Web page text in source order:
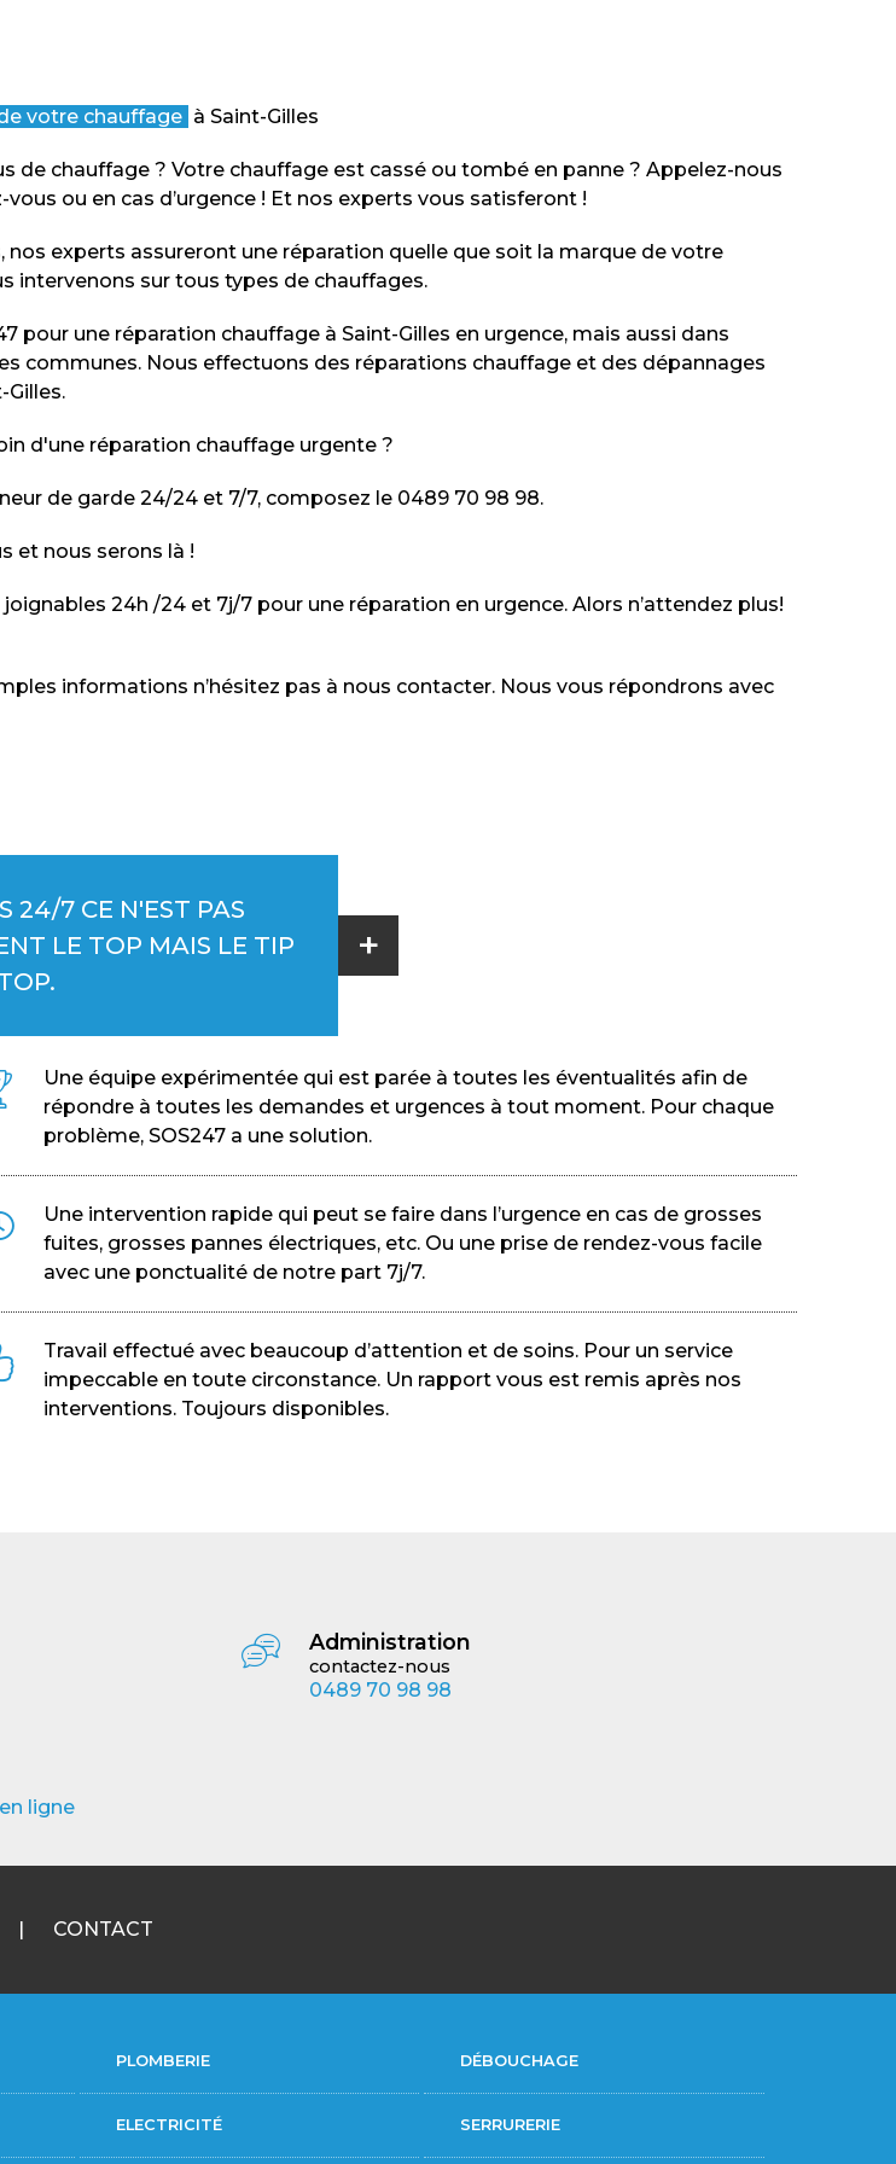
votre chauffage à Saint-Gilles
de chauffage ? Votre chauffage est cassé ou tombé en panne ? Appelez-nous
vous ou en cas d’urgence ! Et nos experts vous satisferont !
nos experts assureront une réparation quelle que soit la marque de votre
intervenons sur tous types de chauffages.
pour une réparation chauffage à Saint-Gilles en urgence, mais aussi dans
communes. Nous effectuons des réparations chauffage et des dépannages
Gilles.
d'une réparation chauffage urgente ?
de garde 24/24 et 7/7, composez le 0489 70 98 98.
et nous serons là !
24h /24 et 7j/7 pour une réparation en urgence. Alors n’attendez plus!
informations n’hésitez pas à nous contacter. Nous vous répondrons avec
24/7 CE N'EST PAS
LE TOP MAIS LE TIP
+
Une équipe expérimentée qui est parée à toutes les éventualités afin de
répondre à toutes les demandes et urgences à tout moment. Pour chaque
problème, SOS247 a une solution.
Une intervention rapide qui peut se faire dans l’urgence en cas de grosses
fuites, grosses pannes électriques, etc. Ou une prise de rendez-vous facile
avec une ponctualité de notre part 7j/7.
Travail effectué avec beaucoup d’attention et de soins. Pour un service
impeccable en toute circonstance. Un rapport vous est remis après nos
interventions. Toujours disponibles.
Administration
contactez-nous
0489 70 98 98
ligne
CONTACT
PLOMBERIE DÉBOUCHAGE
ELECTRICITÉ SERRURERIE